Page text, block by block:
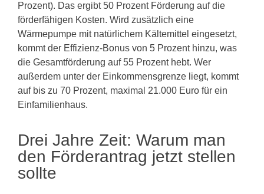
Prozent). Das ergibt 50 Prozent Förderung auf die
förderfähigen Kosten. Wird zusätzlich eine
Wärmepumpe mit natürlichem Kältemittel eingesetzt,
kommt der Effizienz-Bonus von 5 Prozent hinzu, was
die Gesamtförderung auf 55 Prozent hebt. Wer
außerdem unter der Einkommensgrenze liegt, kommt
auf bis zu 70 Prozent, maximal 21.000 Euro für ein
Einfamilienhaus.
Drei Jahre Zeit: Warum man
den Förderantrag jetzt stellen
sollte